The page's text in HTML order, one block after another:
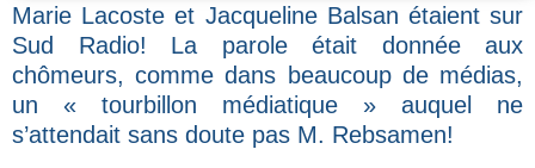
Marie Lacoste et Jacqueline Balsan étaient sur
Sud Radio! La parole était donnée aux
chômeurs, comme dans beaucoup de médias,
un « tourbillon médiatique » auquel ne
s’attendait sans doute pas M. Rebsamen!